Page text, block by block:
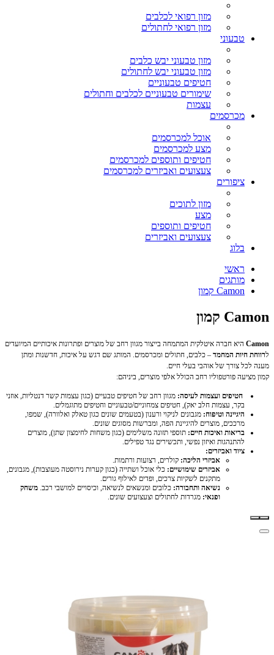
מזון רפואי לכלבים
מזון רפואי לחתולים
טבעוני
מזון טבעוני יבש כלבים
מזון טבעוני יבש לחתולים
חטיפים טבעוניים
שימורים טבעוניים לכלבים וחתולים
עצמות
מכרסמים
אוכל למכרסמים
מצע למכרסמים
חטיפים ותוספים למכרסמים
צעצועים ואביזרים למכרסמים
ציפורים
מזון לתוכים
מצע
חטיפים ותוספים
צעצועים ואביזרים
בלוג
ראשי
מותגים
Camon קמון
Camon קמון
Camon היא חברה איטלקית המתמחה בייצור מגוון רחב של מוצרים ופתרונות איכותיים המיועדים
לרווחת חיות המחמד – כלבים, חתולים ומכרסמים. המותג שם דגש על איכות, חדשנות ומתן
מענה לכל צורך של אוהבי בעלי חיים.
קמון מציעה פורטפוליו רחב הכולל אלפי מוצרים, ביניהם:
חטיפים ועצמות לעיסה: מגוון רחב של חטיפים טבעיים (כגון עצמות קשר דנטליות, אוזני
בקר, עצמות חלב יאק), חטיפים צמחוניים/טבעוניים וחטיפים מתוגמלים.
היגיינה וטיפוח: מגבונים לניקוי ורענון (בטעמים שונים כגון טאלק ואלוורה), שמפו,
מרככים, מוצרים להיגיינת הפה, ומברשות מסוגים שונים.
בריאות ואיכות חיים: תוספי תזונה משלימים (כגון משחות לחימצון שתן), מוצרים
להתנהגות ואיזון נפשי, ותכשירים נגד טפילים.
ציוד ואביזרים:
אביזרי הליכה: קולרים, רצועות ורתמות.
אביזרים שימושיים: כלי אוכל ושתייה (כגון קערות נירוסטה מעוצבות), מגבונים,
מתקנים לשקיות צרכים, ופדים לאילוף גורים.
נשיאה ותחבורה: כלובים ומנשאים לנשיאה, וכיסויים למושבי רכב. משחק
ופנאי: מגרדות לחתולים וצעצועים שונים.